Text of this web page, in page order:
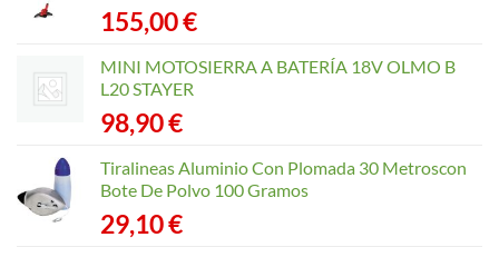
155,00€
MINI MOTOSIERRA A BATERÍA 18V OLMO B
L20 STAYER
98,90€
Tiralineas Aluminio Con Plomada 30 Metroscon
Bote De Polvo 100 Gramos
29,10€